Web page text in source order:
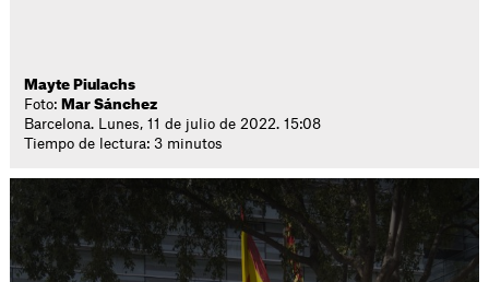
Mayte Piulachs
Foto: Mar Sánchez
Barcelona. Lunes, 11 de julio de 2022. 15:08
Tiempo de lectura: 3 minutos